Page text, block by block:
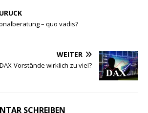
– quo vadis?
WEITER
Vorstände wirklich zu viel?
SCHREIBEN